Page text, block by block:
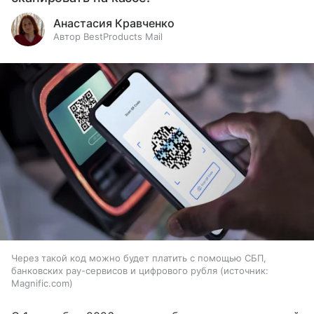
Анастасия Кравченко
Автор BestProducts Mail
Через такой код можно будет платить с помощью СБП,
банковских pay-сервисов и цифрового рубля
источник:
Magnific.com